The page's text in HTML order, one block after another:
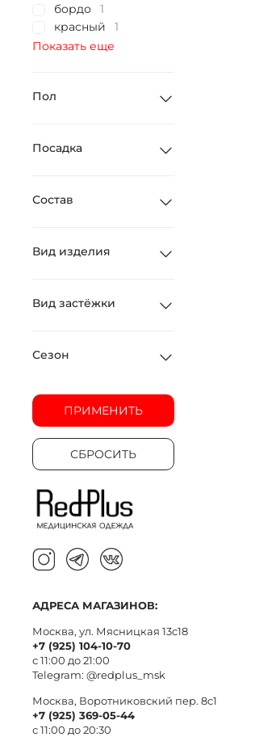
бордо
1
красный
1
Показать еще
Пол
Посадка
Состав
Вид изделия
Вид застёжки
Сезон
ПРИМЕНИТЬ
СБРОСИТЬ
АДРЕСА МАГАЗИНОВ:
Москва, ул. Мясницкая 13с18
+7 (925) 104-10-70
с 11:00 до 21:00
Telegram: @redplus_msk
Москва, Воротниковский пер. 8c1
+7 (925) 369-05-44
с 11:00 до 20:30